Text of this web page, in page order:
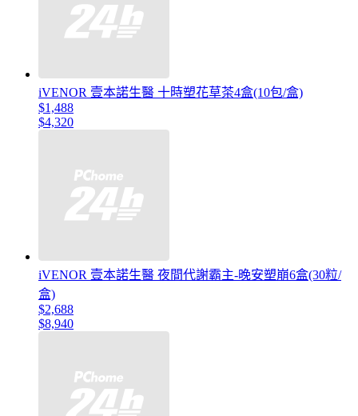
iVENOR 壹本諾生醫 十時塑花草茶4盒(10包/盒)
$1,488
$4,320
iVENOR 壹本諾生醫 夜間代謝霸主-晚安塑崩6盒(30粒/
盒)
$2,688
$8,940